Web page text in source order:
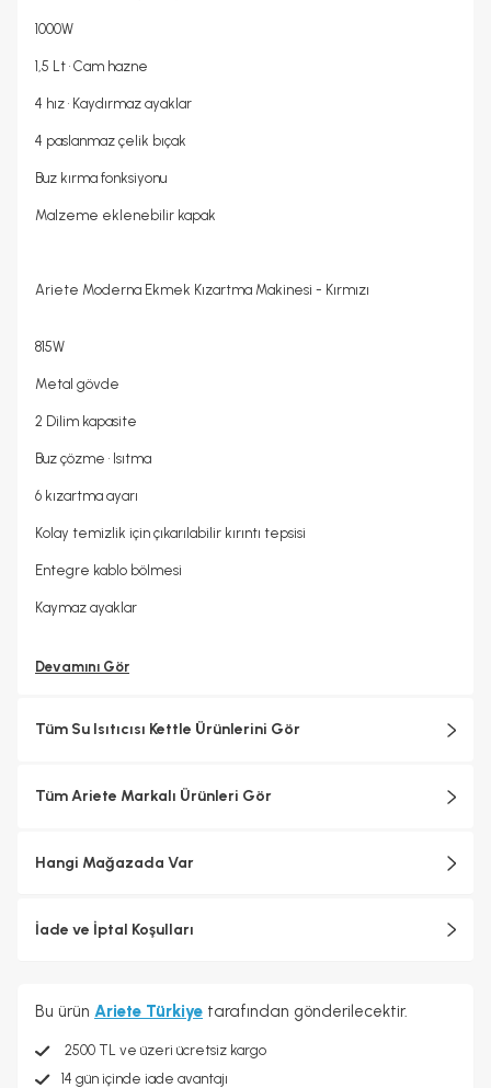
1000W
1,5 Lt • Cam hazne
4 hız • Kaydırmaz ayaklar
4 paslanmaz çelik bıçak
Buz kırma fonksiyonu
Malzeme eklenebilir kapak
Ariete Moderna Ekmek Kızartma Makinesi - Kırmızı
815W
Metal gövde
2 Dilim kapasite
Buz çözme • Isıtma
6 kızartma ayarı
Kolay temizlik için çıkarılabilir kırıntı tepsisi
Entegre kablo bölmesi
Kaymaz ayaklar
Devamını Gör
Tüm Su Isıtıcısı Kettle Ürünlerini Gör
Tüm Ariete Markalı Ürünleri Gör
Hangi Mağazada Var
İade ve İptal Koşulları
Bu ürün Ariete Türkiye tarafından gönderilecektir.
2500 TL ve üzeri ücretsiz kargo
14 gün içinde iade avantajı